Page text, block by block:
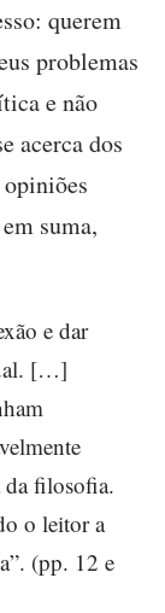
querem
problemas
e não
acerca dos
suma,
e dar
[…]
da filosofia.
o leitor a
(pp. 12 e